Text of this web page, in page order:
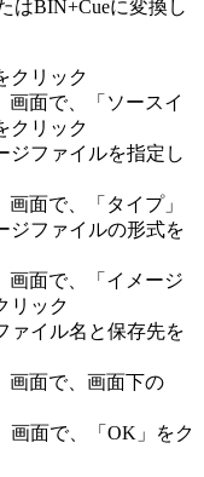
はBIN+Cueに変換し
クリック
画面で、「ソースイ
クリック
ジファイルを指定し
画面で、「タイプ」
ジファイルの形式を
画面で、「イメージ
リック
ァイル名と保存先を
画面で、画面下の
画面で、「OK」をク